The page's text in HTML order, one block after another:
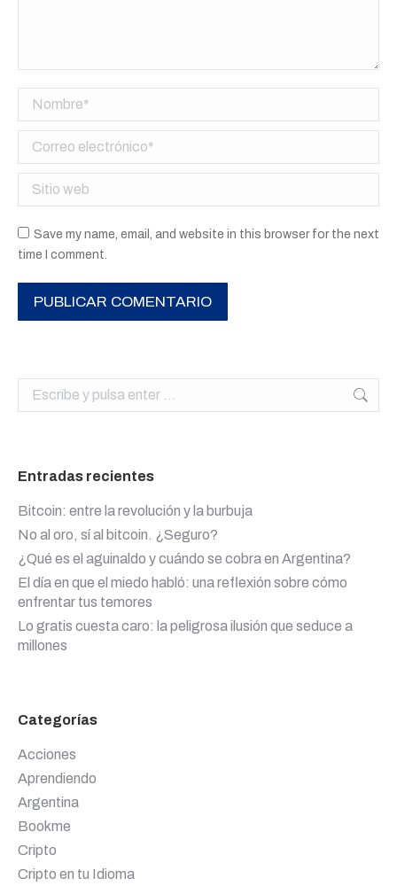
Nombre *
Correo electrónico *
Sitio web
Save my name, email, and website in this browser for the next
time I comment.
PUBLICAR COMENTARIO
Buscar:
Entradas recientes
Bitcoin: entre la revolución y la burbuja
No al oro, sí al bitcoin. ¿Seguro?
¿Qué es el aguinaldo y cuándo se cobra en Argentina?
El día en que el miedo habló: una reflexión sobre cómo
enfrentar tus temores
Lo gratis cuesta caro: la peligrosa ilusión que seduce a
millones
Categorías
Acciones
Aprendiendo
Argentina
Bookme
Cripto
Cripto en tu Idioma